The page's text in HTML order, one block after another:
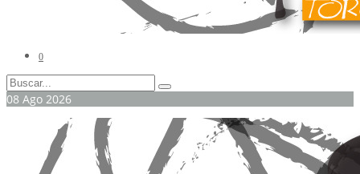
0
08 Ago 2026